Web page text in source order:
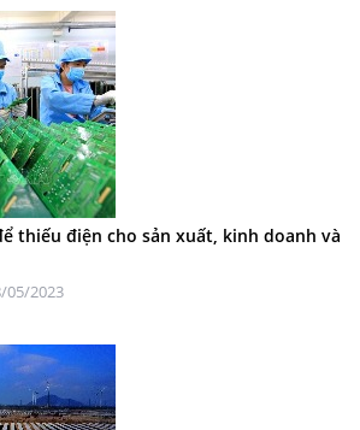
thiếu điện cho sản xuất, kinh doanh và
05/2023